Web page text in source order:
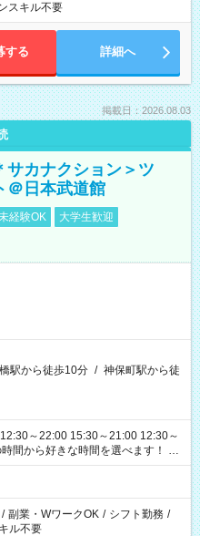
スキル不要
する 詳細へ
掲載日：2026.08.03
サカナクション＞ツ
＠日本武道館
経験OK
大学生歓迎
駅から徒歩10分 / 神保町駅から徒
～22:00 15:30～21:00 12:30～
ります
/ 副業・WワークOK / シフト勤務 /
ル不要